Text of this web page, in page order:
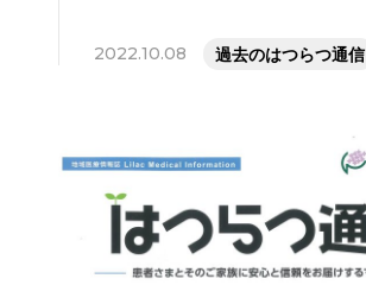
2022.10.08 過去のはつらつ通信